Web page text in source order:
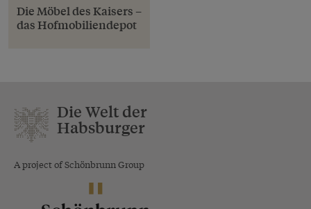
Die Möbel des Kaisers –
das Hofmobiliendepot
Die Welt der
Habsburger
A project of Schönbrunn Group